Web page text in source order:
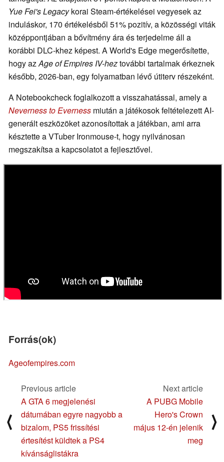
Yue Fei's Legacykorai Steam-értékelései vegyesek az
induláskor, 170 értékelésből 51% pozitív, a közösségi viták
középpontjában a bővítmény ára és terjedelme áll a
korábbi DLC-khez képest. A World's Edge megerősítette,
hogy azAge of Empires IV-heztovábbi tartalmak érkeznek
később, 2026-ban, egy folyamatban lévő útiterv részeként.
A Notebookcheck foglalkozott a visszahatással, amely a
Neverness to Everness miután a játékosok feltételezett AI-
generált eszközöket azonosítottak a játékban, ami arra
késztette a VTuber Ironmouse-t, hogy nyilvánosan
megszakítsa a kapcsolatot a fejlesztővel.
Forrás(ok)
Ageofempires.com
⟨
Previous article
A GTA 6 megjelenési
dátumában egyre nagyobb a
bizalom, PS5 frissítési
értesítést küldtek a PS4
kívánságlistákra
Next article
A PUBG Mobile
Hero's Crown
május 12-én jelenik
meg
⟩